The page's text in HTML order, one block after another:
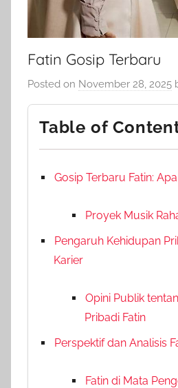
Fatin Gosip Terbaru
Posted on November 28, 2025
Table of
Gosip Terbaru Fatin:
Proyek Musik
Pengaruh Kehidupan
Karier
Opini Publik
Pribadi Fatin
Perspektif dan Analisis
Fatin di Mata